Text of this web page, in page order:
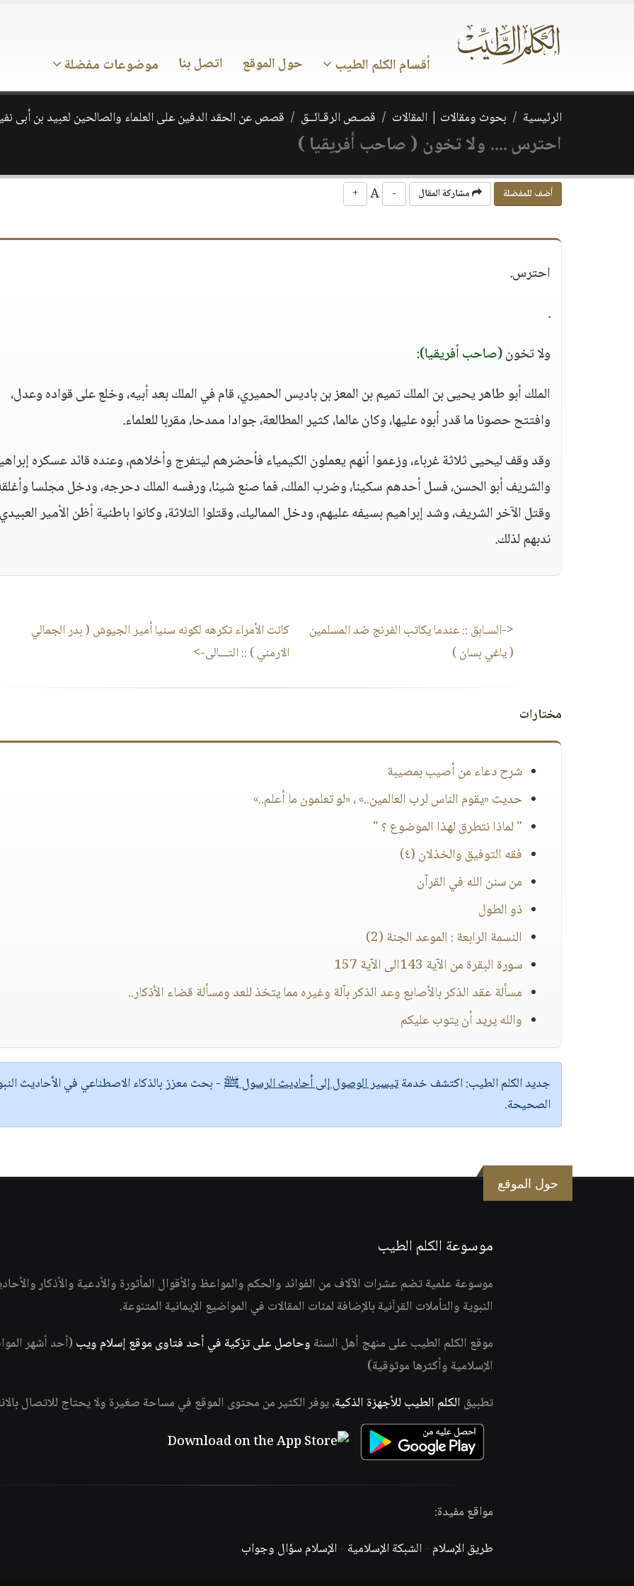
أقسام الكلم الطيب حول الموقع اتصل بنا موضوعات مفضلة
الرئيسية بحوث ومقالات | المقالات قصـص الرقـائــق قصص عن الحقد الدفين على العلماء والصالحين لعبيد بن أبى
احترس .... ولا تخون ( صاحب أفريقيا )
أضف للمفضلة مشاركة المقال -
+
احترس.
.
ولا تخون(صاحب أفريقيا):
الملك أبو طاهر يحيى بن الملك تميم بن المعز بن باديس الحميري، قام في الملك بعد أبيه، وخلع على قواده وعدل،
وافتتح حصونا ما قدر أبوه عليها، وكان عالما، كثير المطالعة، جوادا ممدحا، مقربا للعلماء.
وقد وقف ليحيى ثلاثة غرباء، وزعموا أنهم يعملون الكيمياء فأحضرهم ليتفرج وأخلاهم، وعنده قائد عسكره
والشريف أبو الحسن، فسل أحدهم سكينا، وضرب الملك، فما صنع شيئا، ورفسه الملك دحرجه، ودخل مجلسا
وقتل الآخر الشريف، وشد إبراهيم بسيفه عليهم، ودخل المماليك، وقتلوا الثلاثة، وكانوا باطنية أظن الأمير العبيدي
ندبهم لذلك.
<-السـابق ::عندما يكاتب الفرنج ضد المسلمين
( ياغي بسان )
كانت الأمراء تكرهه لكونه سنيا أمير الجيوش ( بدر الجمالي
الارمني ) :: التـــالى->
مختارات
شرح دعاء من أصيب بمصيبة
حديث «يقوم الناس لرب العالمين..» ، «لو تعلمون ما أعلم..»
" لماذا نتطرق لهذا الموضوع ؟ "
فقه التوفيق والخذلان (٤)
من سنن الله في القرآن
ذو الطول
النسمة الرابعة : الموعد الجنة (2)
سورة البقرة من الآية 143الى الآية 157
مسألة عقد الذكر بالأصابع وعد الذكر بآلة وغيره مما يتخذ للعد ومسألة قضاء الأذكار..
والله يريد أن يتوب عليكم
جديد الكلم الطيب:اكتشف خدمةتيسير الوصول إلى أحاديث الرسول ﷺ - بحث معزز بالذكاء الاصطناعي في الأحاديث
الصحيحة.
حول الموقع
موسوعة الكلم الطيب
موسوعة علمية تضم عشرات الآلاف من الفوائد والحكم والمواعظ والأقوال المأثورة والأدعية والأذكار
النبوية والتأملات القرآنية بالإضافة لمئات المقالات في المواضيع الإيمانية المتنوعة.
موقع الكلم الطيب على منهج أهل السنة وحاصل على تزكية في أحد فتاوى موقع إسلام ويب(أحد أشهر
الإسلامية وأكثرها موثوقية)
تطبيق الكلم الطيب للأجهزة الذكية، يوفر الكثير من محتوى الموقع في مساحة صغيرة ولا يحتاج للاتصال
مواقع مفيدة:
طريق الإسلام -الشبكة الإسلامية -الإسلام سؤال وجواب